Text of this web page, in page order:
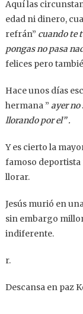
Aquí las
edad ni dinero,
refrán” cuando te
pongas no pasa
felices pero
Hace unos días
hermana ” ayer no
llorando por el” .
Y es cierto la
famoso deportista
llorar.
Jesús murió en
sin embargo
indiferente.
r.
Descansa en paz